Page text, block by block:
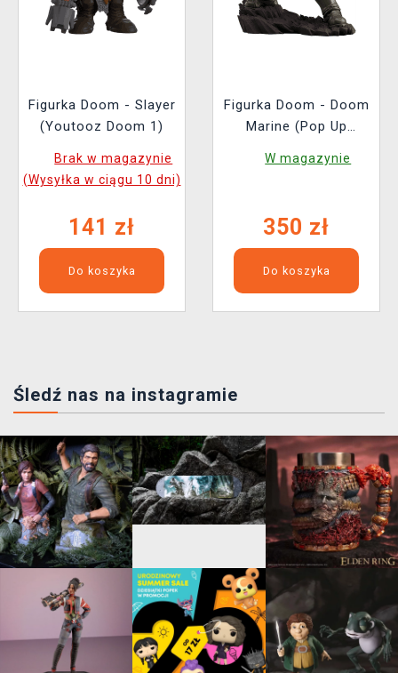
Figurka Doom - Slayer
(Youtooz Doom 1)
Brak w magazynie
(Wysyłka w ciągu 10 dni)
141 zł
Do koszyka
Figurka Doom - Doom
Marine (Pop Up
W magazynie
350 zł
Do koszyka
Śledź nas na instagramie